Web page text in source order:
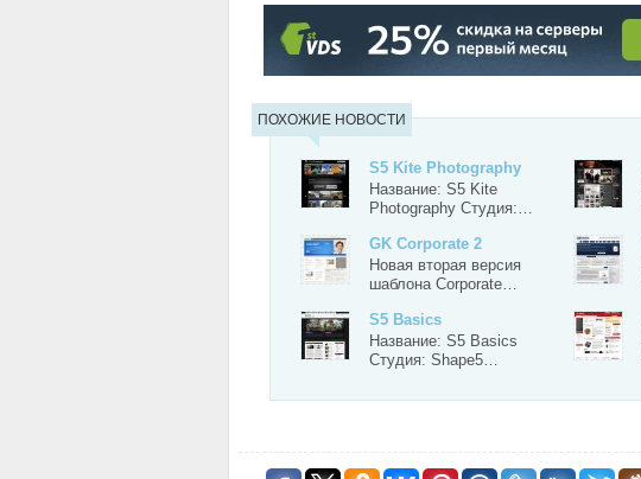
СКАЧАТЬ ЗЕРКАЛО ЗЕРКАЛО №2
ПОХОЖИЕ НОВОСТИ
S5 Kite Photography
Название: S5 Kite
Photography Студия:…
GK Corporate 2
Новая вторая версия
шаблона Corporate…
S5 Basics
Название: S5 Basics
Студия: Shape5…